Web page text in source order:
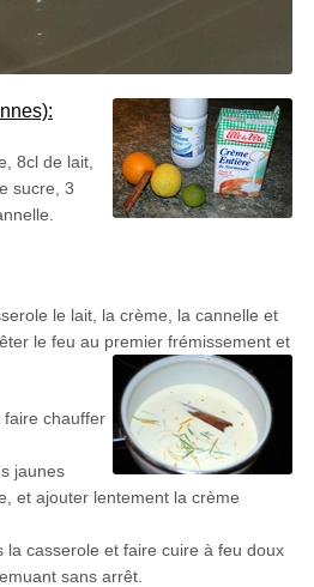
8cl de lait,
sucre, 3
le lait, la crème, la cannelle et
le feu au premier frémissement et
faire chauffer
jaunes
et ajouter lentement la crème
la casserole et faire cuire à feu doux
sans arrêt.